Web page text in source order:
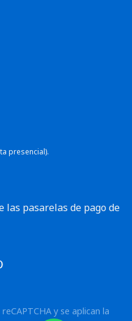
presencial).
las pasarelas de pago de
y se aplican la